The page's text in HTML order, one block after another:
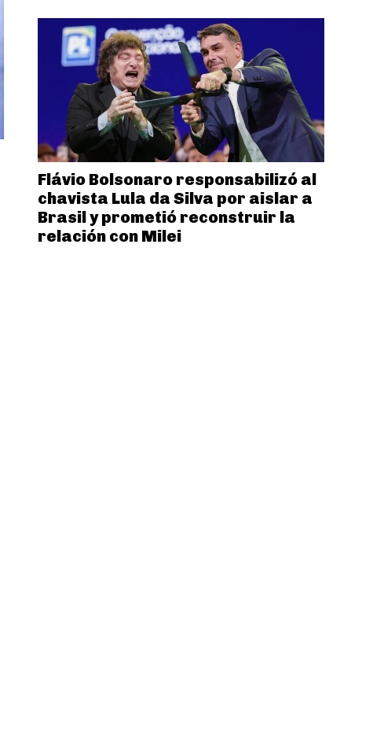
Flávio Bolsonaro responsabilizó al
chavista Lula da Silva por aislar a
Brasil y prometió reconstruir la
relación con Milei